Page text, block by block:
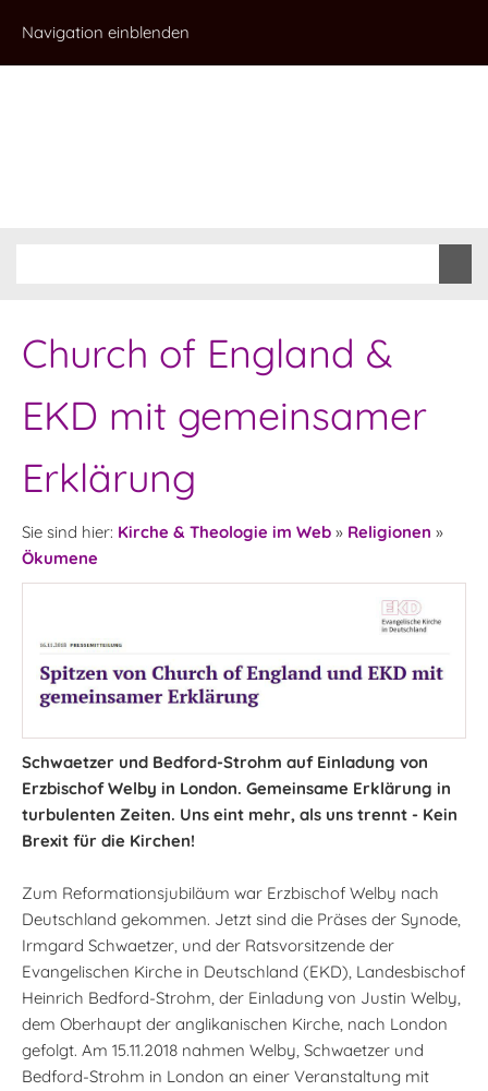
Navigation einblenden
Church of England &
EKD mit gemeinsamer
Erklärung
Sie sind hier: Kirche & Theologie im Web » Religionen »
Ökumene
Schwaetzer und Bedford-Strohm auf Einladung von
Erzbischof Welby in London. Gemeinsame Erklärung in
turbulenten Zeiten. Uns eint mehr, als uns trennt - Kein
Brexit für die Kirchen!
Zum Reformationsjubiläum war Erzbischof Welby nach
Deutschland gekommen. Jetzt sind die Präses der Synode,
Irmgard Schwaetzer, und der Ratsvorsitzende der
Evangelischen Kirche in Deutschland (EKD), Landesbischof
Heinrich Bedford-Strohm, der Einladung von Justin Welby,
dem Oberhaupt der anglikanischen Kirche, nach London
gefolgt. Am 15.11.2018 nahmen Welby, Schwaetzer und
Bedford-Strohm in London an einer Veranstaltung mit